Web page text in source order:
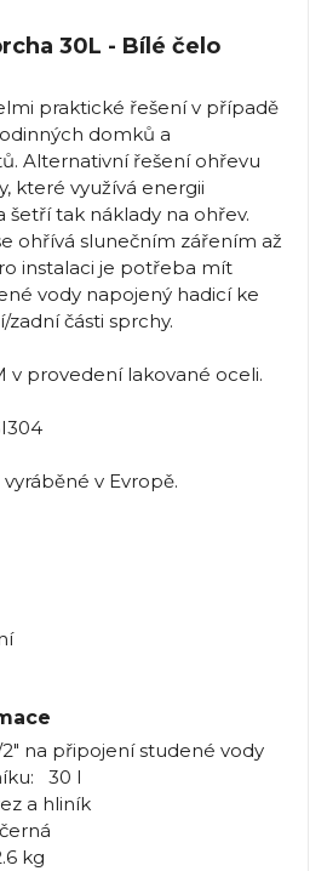
30L - Bílé čelo
praktické řešení v případě
domků a
Alternativní řešení ohřevu
které využívá energii
šetří tak náklady na ohřev.
ohřívá slunečním zářením až
instalaci je potřeba mít
vody napojený hadicí ke
části sprchy.
v provedení lakované oceli.
v Evropě.
na připojení studené vody
30 l
a hliník
kg